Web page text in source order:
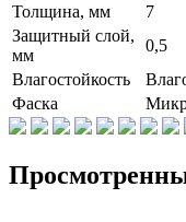
Толщина, мм
7
Защитный слой,
мм
0,5
Влагостойкость
Фаска